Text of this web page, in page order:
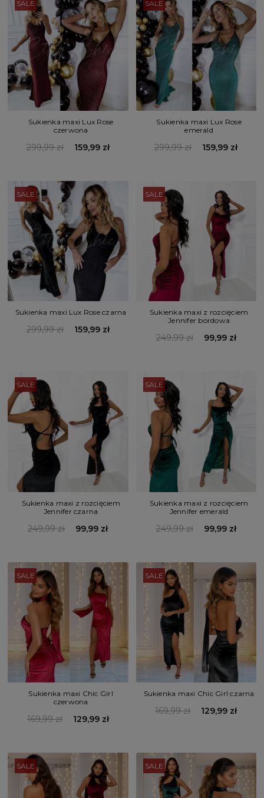
SALE
Sukienka maxi Lux Rose
czerwona
299,99 zł 159,99 zł
SALE
Sukienka maxi Lux Rose
emerald
299,99 zł 159,99 zł
SALE
Sukienka maxi Lux Rose czarna
299,99 zł 159,99 zł
SALE
Sukienka maxi z rozcięciem
Jennifer bordowa
249,99 zł 99,99 zł
SALE
Sukienka maxi z rozcięciem
Jennifer czarna
249,99 zł 99,99 zł
SALE
Sukienka maxi z rozcięciem
Jennifer emerald
249,99 zł 99,99 zł
SALE
Sukienka maxi Chic Girl
czerwona
169,99 zł 129,99 zł
SALE
Sukienka maxi Chic Girl czarna
169,99 zł 129,99 zł
SALE SALE